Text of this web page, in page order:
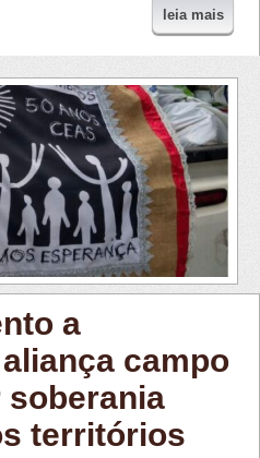
leia mais
a
campo
soberania
territórios